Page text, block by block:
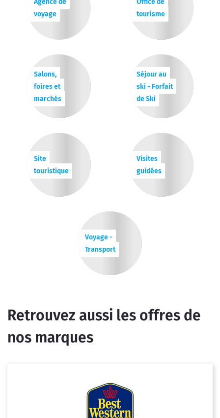
Agence de
voyage
Office de
tourisme
Salons,
foires et
marchés
Séjour au
ski - Forfait
de Ski
Site
touristique
Visites
guidées
Voyage -
Transport
Retrouvez aussi les offres de
nos marques